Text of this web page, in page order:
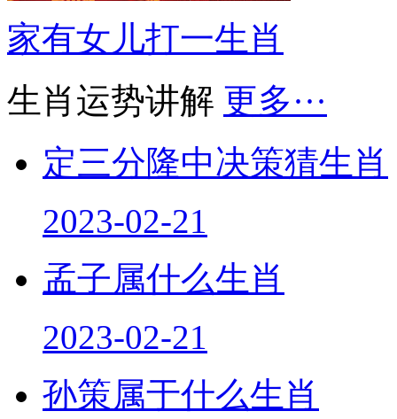
家有女儿打一生肖
生肖运势讲解 更多···
定三分隆中决策猜生肖
2023-02-21
孟子属什么生肖
2023-02-21
孙策属于什么生肖